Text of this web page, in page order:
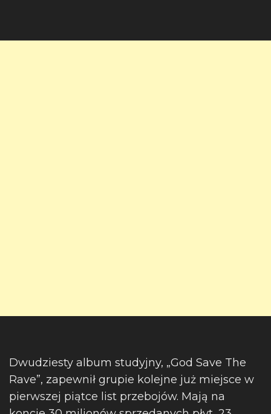
Dwudziesty album studyjny, „God Save The
Rave”, zapewnił grupie kolejne już miejsce w
pierwszej piątce list przebojów. Mają na